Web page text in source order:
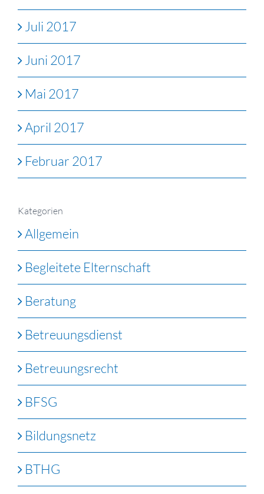
Juli 2017
Juni 2017
Mai 2017
April 2017
Februar 2017
Kategorien
Allgemein
Begleitete Elternschaft
Beratung
Betreuungsdienst
Betreuungsrecht
BFSG
Bildungsnetz
BTHG